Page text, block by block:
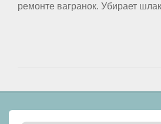
ремонте вагранок. Убирает